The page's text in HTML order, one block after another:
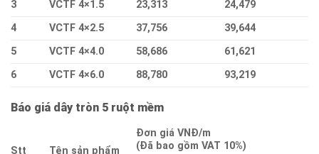
3
VCTF 4×1.5 23,313
24,479
4
VCTF 4×2.5 37,756
39,644
5
VCTF 4×4.0 58,686
61,621
6
VCTF 4×6.0 88,780 93,219
Báo giá dây tròn 5 ruột mềm
Stt Tên sản phẩm
Đơn giá VNĐ/m
(Đã bao gồm VAT 10%)